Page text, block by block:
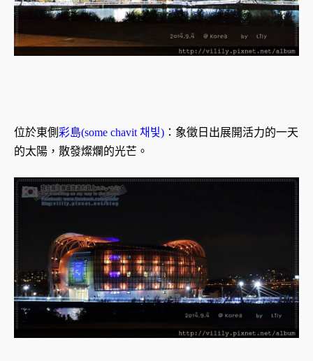
位於東側 彩島(some chavit 채빛) ：象徵日出展開活力的一天
的太陽，散發燦爛的光芒。